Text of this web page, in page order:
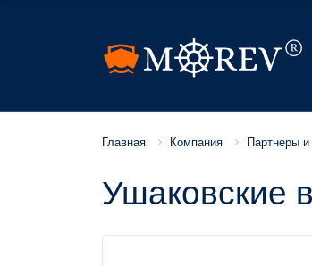
Главная Компания Партнеры и
Ушаковские